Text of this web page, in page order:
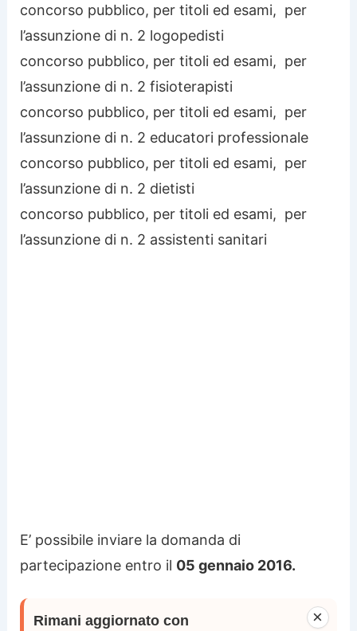
concorso pubblico, per titoli ed esami, per
l’assunzione di n. 2 logopedisti
concorso pubblico, per titoli ed esami, per
l’assunzione di n. 2 fisioterapisti
concorso pubblico, per titoli ed esami, per
l’assunzione di n. 2 educatori professionale
concorso pubblico, per titoli ed esami, per
l’assunzione di n. 2 dietisti
concorso pubblico, per titoli ed esami, per
l’assunzione di n. 2 assistenti sanitari
E’ possibile inviare la domanda di
partecipazione entro il 05 gennaio 2016.
×
Rimani aggiornato con